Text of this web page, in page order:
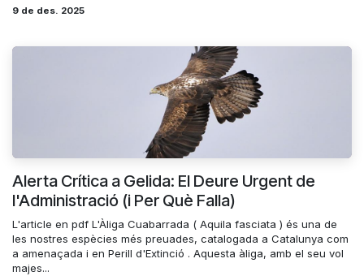
9 de des. 2025
Alerta Crítica a Gelida: El Deure Urgent de
l'Administració (i Per Què Falla)
L'article en pdf L'Àliga Cuabarrada ( Aquila fasciata ) és una de
les nostres espècies més preuades, catalogada a Catalunya com
a amenaçada i en Perill d'Extinció . Aquesta àliga, amb el seu vol
majes...